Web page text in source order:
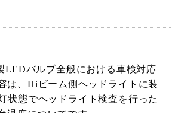
LEDバルブ全般における車検対応
は、Hiビーム側ヘッドライトに装
状態でヘッドライト検査を行った